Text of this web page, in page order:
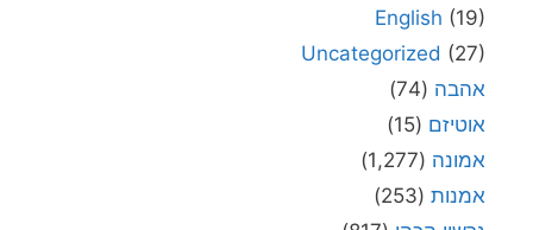
English (19)
Uncategorized (27)
אהבה (74)
אוטיזם (15)
אמונה (1,277)
אמנות (253)